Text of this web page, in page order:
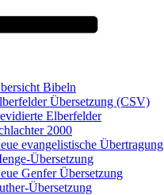
Bibeln
Übersetzung (CSV)
Elberfelder
2000
evangelistische Übertragung
Übersetzung
Genfer Übersetzung
Übersetzung